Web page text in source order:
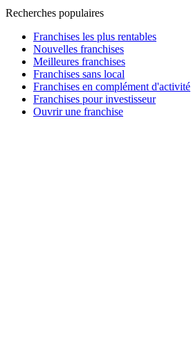
Recherches populaires
Franchises les plus rentables
Nouvelles franchises
Meilleures franchises
Franchises sans local
Franchises en complément d'activité
Franchises pour investisseur
Ouvrir une franchise